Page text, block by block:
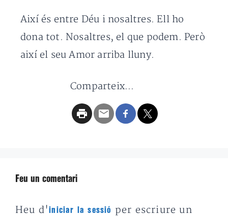
Així és entre Déu i nosaltres. Ell ho
dona tot. Nosaltres, el que podem. Però
així el seu Amor arriba lluny.
Comparteix...
Feu un comentari
Heu d'iniciar la sessió
per escriure un